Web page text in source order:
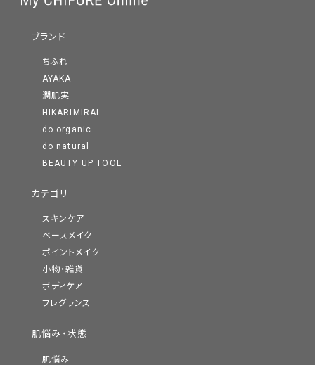
ブランド
ちふれ
AYAKA
潤肌実
HIKARIMIRAI
do organic
do natural
BEAUTY UP TOOL
カテゴリ
スキンケア
ベースメイク
ポイントメイク
小物・雑貨
ボディケア
フレグランス
肌悩み・状態
肌悩み